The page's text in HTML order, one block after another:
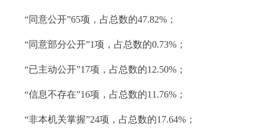
“同意公开”65项，占总数的47.82%；
“同意部分公开”1项，占总数的0.73%；
“已主动公开”17项，占总数的12.50%；
“信息不存在”16项，占总数的11.76%；
“非本机关掌握”24项，占总数的17.64%；